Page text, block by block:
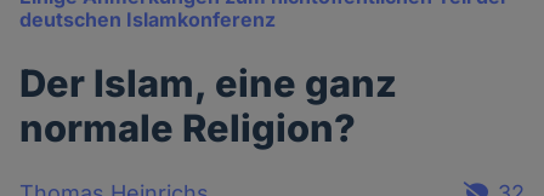
deutschen Islamkonferenz
Der Islam, eine ganz
normale Religion?